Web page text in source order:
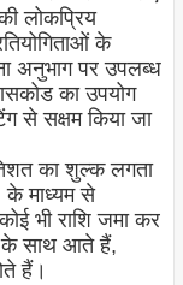
लोकप्रिय
के
अनुभाग पर उपलब्ध
का उपयोग
से सक्षम किया जा
का शुल्क लगता
माध्यम से
भी राशि जमा कर
साथ आते हैं,
हैं।